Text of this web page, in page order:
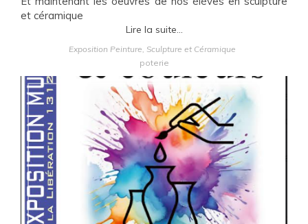
et céramique
Lire la suite...
Exposition Peinture, Sculpture et Céramique
poterie